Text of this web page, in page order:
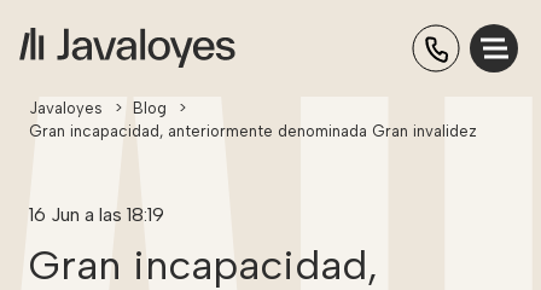
Javaloyes > Blog
>
Gran incapacidad, anteriormente denominada Gran invalidez
16 Jun a las 18:19
Gran incapacidad,